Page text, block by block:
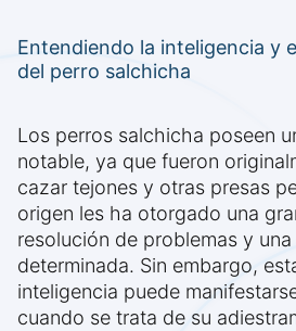
Entendiendo la inteligencia y
del perro salchicha
Los perros salchicha poseen
notable, ya que fueron
cazar tejones y otras presas
origen les ha otorgado una
resolución de problemas y
determinada. Sin embargo,
inteligencia puede
cuando se trata de su